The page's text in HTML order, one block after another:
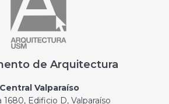
de Arquitectura
Valparaíso
Edificio D, Valparaíso